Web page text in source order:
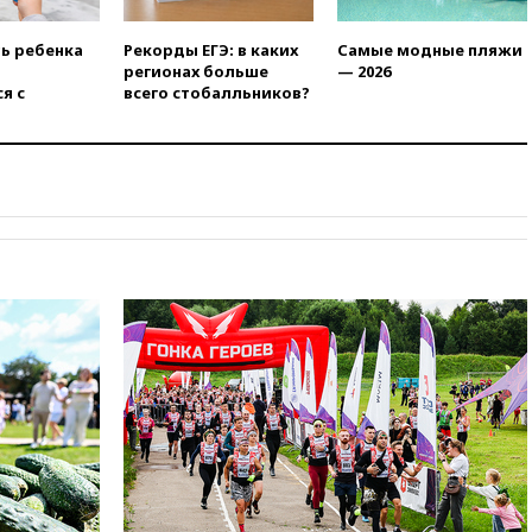
Ормузском проливе
11:48
Жители Москвы и
Подмосковья сообщили о
громких взрывах
11:41ТПП предлагает
продавцов
«Госуслугах»
11:22При стрельбе в школе в
Таиланде погибли пять
человек
11:19Россия рассчитывает
заключить безвизовые
соглашения с Индонезией и
Малайзией
11:04«Ведомости»: на партию
ребенка
с
Рекорды ЕГЭ: в каких
регионах больше
всего стобалльников?
Самые модные пляжи
— 2026